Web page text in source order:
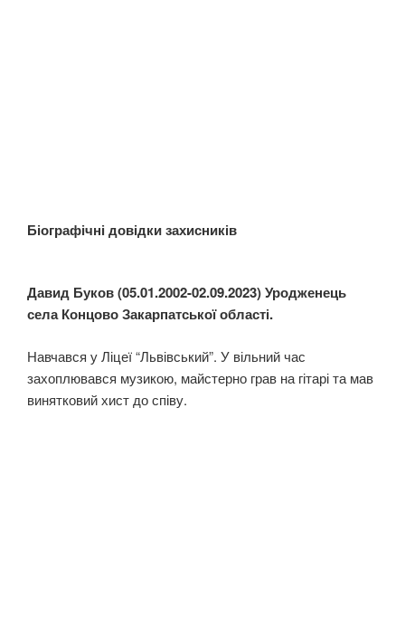
Біографічні довідки захисників
Давид Буков (05.01.2002-02.09.2023) Уродженець
села Концово Закарпатської області.
Навчався у Ліцеї “Львівський”. У вільний час
захоплювався музикою, майстерно грав на гітарі та мав
винятковий хист до співу.